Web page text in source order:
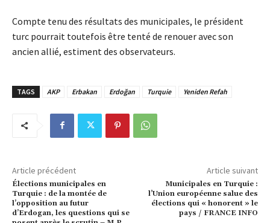
Compte tenu des résultats des municipales, le président
turc pourrait toutefois être tenté de renouer avec son
ancien allié, estiment des observateurs.
TAGS AKP Erbakan Erdoğan Turquie Yeniden Refah
Article précédent
Élections municipales en
Turquie : de la montée de
l’opposition au futur
d’Erdogan, les questions qui se
Article suivant
Municipales en Turquie :
l’Union européenne salue des
élections qui « honorent » le
pays / FRANCE INFO